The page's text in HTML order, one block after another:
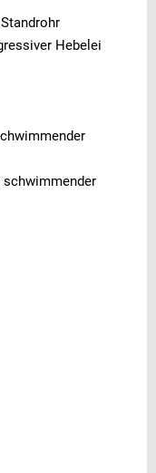
Hebelei
schwimmender